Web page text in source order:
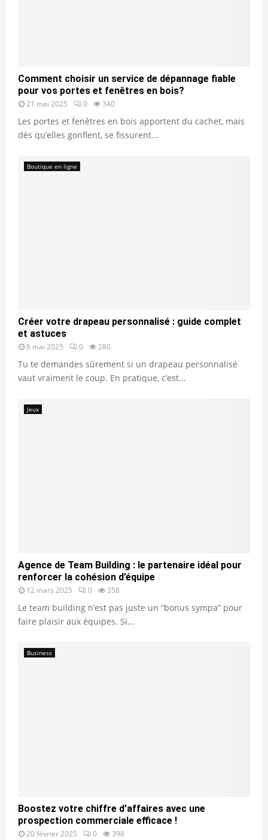
Comment choisir un service de dépannage fiable
pour vos portes et fenêtres en bois?
21 mai 2025 0 340
Les portes et fenêtres en bois apportent du cachet, mais
dès qu’elles gonflent, se fissurent...
Boutique en ligne
Créer votre drapeau personnalisé : guide complet
et astuces
6 mai 2025 0 280
Tu te demandes sûrement si un drapeau personnalisé
vaut vraiment le coup. En pratique, c’est...
Jeux
Agence de Team Building : le partenaire idéal pour
renforcer la cohésion d’équipe
12 mars 2025 0 358
Le team building n’est pas juste un “bonus sympa” pour
faire plaisir aux équipes. Si...
Business
Boostez votre chiffre d’affaires avec une
prospection commerciale efficace !
20 février 2025 0 398